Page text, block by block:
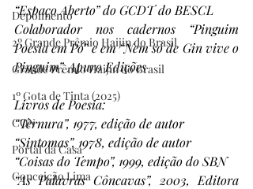
Depoimento
2º Grande Prêmio Haijin do Brasil
Grande Prêmio Haijin do Brasil
1º Gota de Tinta (2025)
CON
Portal da Casa
Conceição Lima
“Espaço Aberto” do GCDT do BESCL
Colaborador nos cadernos “Pinguim
Poesia em Pó” e em “Nem só de Gin vive o
Pinguim”, Apuro Edições
Livros de Poesia:
“Ternura”, 1977, edição de autor
“Sintomas”, 1978, edição de autor
“Coisas do Tempo”, 1999, edição do SBN
“As Palavras Côncavas”, 2003, Editora